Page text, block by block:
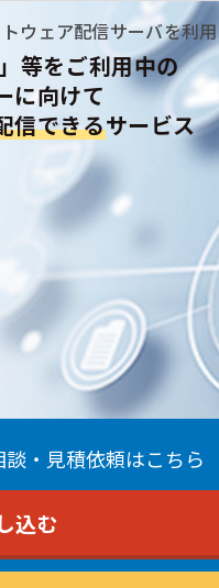
ウェア配信サーバを利用
等をご利用中の
に向けて
信できるサービス
談・見積依頼はこちら
込む